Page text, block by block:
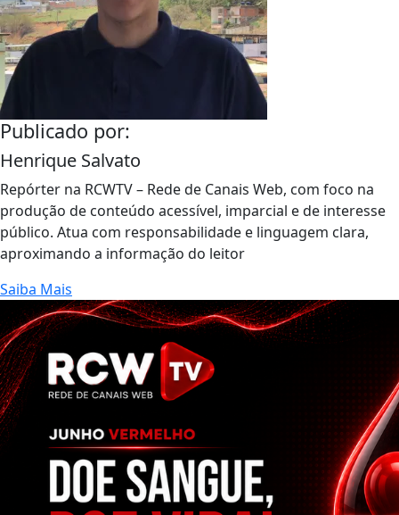
Publicado por:
Henrique Salvato
Repórter na RCWTV – Rede de Canais Web, com foco na
produção de conteúdo acessível, imparcial e de interesse
público. Atua com responsabilidade e linguagem clara,
aproximando a informação do leitor
Saiba Mais